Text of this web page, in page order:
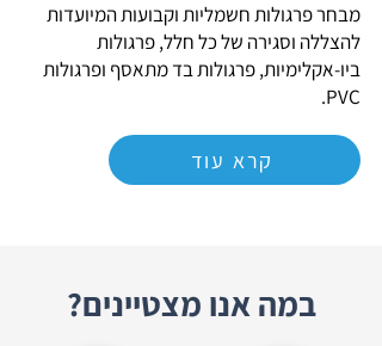
מבחר פרגולות חשמליות וקבועות המיועדות
להצללה וסגירה של כל חלל, פרגולות
ביו-אקלימיות, פרגולות בד מתאסף ופרגולות
PVC.
קרא עוד
במה אנו מצטיינים?